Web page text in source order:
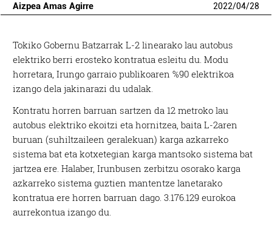
Aizpea Amas Agirre 2022/04/28
Tokiko Gobernu Batzarrak L-2 linearako lau autobus
elektriko berri erosteko kontratua esleitu du. Modu
horretara, Irungo garraio publikoaren %90 elektrikoa
izango dela jakinarazi du udalak.
Kontratu horren barruan sartzen da 12 metroko lau
autobus elektriko ekoitzi eta hornitzea, baita L-2aren
buruan (suhiltzaileen geralekuan) karga azkarreko
sistema bat eta kotxetegian karga mantsoko sistema bat
jartzea ere. Halaber, Irunbusen zerbitzu osorako karga
azkarreko sistema guztien mantentze lanetarako
kontratua ere horren barruan dago. 3.176.129 eurokoa
aurrekontua izango du.